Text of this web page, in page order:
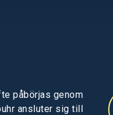
påbörjas genom
ansluter sig till